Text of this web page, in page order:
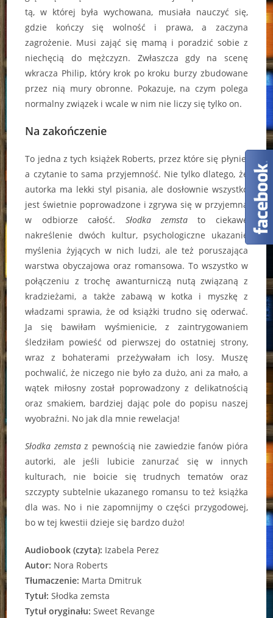
tą, w której była wychowana, musiała nauczyć się,
gdzie kończy się wolność i prawa, a zaczyna
zagrożenie. Musi zająć się mamą i poradzić sobie z
niechęcią do mężczyzn. Zwłaszcza gdy na scenę
wkracza Philip, który krok po kroku burzy zbudowane
przez nią mury obronne. Pokazuje, na czym polega
normalny związek i wcale w nim nie liczy się tylko on.
Na zakończenie
To jedna z tych książek Roberts, przez które się płynie,
a czytanie to sama przyjemność. Nie tylko dlatego, że
autorka ma lekki styl pisania, ale dosłownie wszystko
jest świetnie poprowadzone i zgrywa się w przyjemną
w odbiorze całość. Słodka zemstato ciekawe
nakreślenie dwóch kultur, psychologiczne ukazanie
myślenia żyjących w nich ludzi, ale też poruszająca
warstwa obyczajowa oraz romansowa. To wszystko w
połączeniu z trochę awanturniczą nutą związaną z
kradzieżami, a także zabawą w kotka i myszkę z
władzami sprawia, że od książki trudno się oderwać.
Ja się bawiłam wyśmienicie, z zaintrygowaniem
śledziłam powieść od pierwszej do ostatniej strony,
wraz z bohaterami przeżywałam ich losy. Muszę
pochwalić, że niczego nie było za dużo, ani za mało, a
wątek miłosny został poprowadzony z delikatnością
oraz smakiem, bardziej dając pole do popisu naszej
wyobraźni. No jak dla mnie rewelacja!
Słodka zemstaz pewnością nie zawiedzie fanów pióra
autorki, ale jeśli lubicie zanurzać się w innych
kulturach, nie boicie się trudnych tematów oraz
szczypty subtelnie ukazanego romansu to też książka
dla was. No i nie zapomnijmy o części przygodowej,
bo w tej kwestii dzieje się bardzo dużo!
Audiobook (czyta): Izabela Perez
Autor: Nora Roberts
Tłumaczenie: Marta Dmitruk
Tytuł: Słodka zemsta
Tytuł oryginału: Sweet Revange